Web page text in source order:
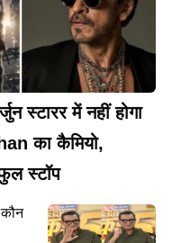
स्टारर में नहीं होगा
का कैमियो,
स्टॉप